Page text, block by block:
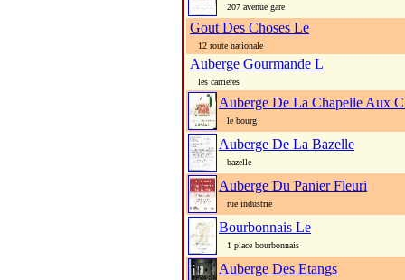
207 avenue gare
Gout Des Choses Le
12 route nationale
Auberge Gourmande L
les carrieres
Auberge De La Chapelle Aux
le bourg
Auberge De La Bazelle
bazelle
Auberge Du Panier Fleuri
rue industrie
Bourbonnais Le
1 place bourbonnais
Auberge Des Etangs